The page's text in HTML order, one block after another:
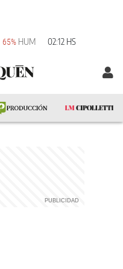
65% HUM 02:12 HS